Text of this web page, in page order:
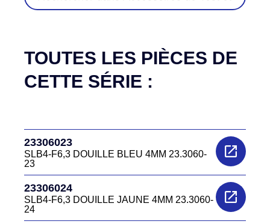
TOUTES LES PIÈCES DE
CETTE SÉRIE :
23306023
SLB4-F6,3 DOUILLE BLEU 4MM 23.3060-
23
23306024
SLB4-F6,3 DOUILLE JAUNE 4MM 23.3060-
24